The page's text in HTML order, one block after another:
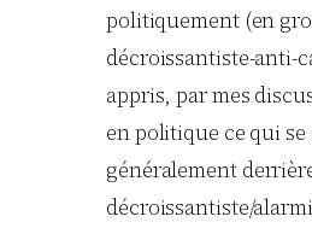
politiquement (en
décroissantiste-anti-
appris, par mes
en politique ce qui se
généralement
décroissantiste/